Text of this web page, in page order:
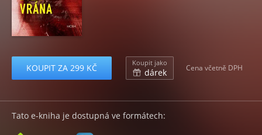
KOUPIT ZA 299 KČ Koupit jako
dárek Cena včetně DPH
Tato e-kniha je dostupná ve formátech: